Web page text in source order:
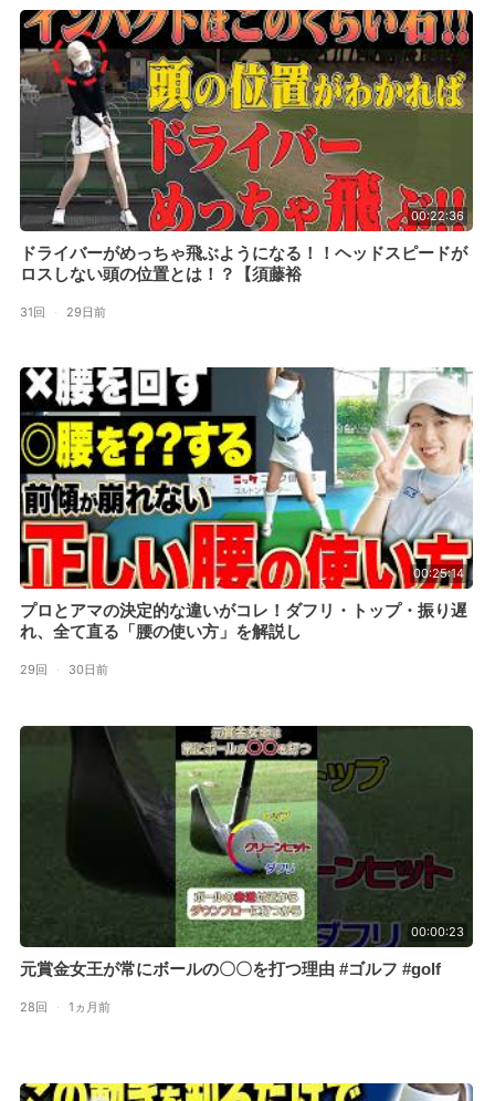
00:22:36
ドライバーがめっちゃ飛ぶようになる！！ヘッドスピードが
ロスしない頭の位置とは！？【須藤裕
31回 · 29日前
00:25:14
プロとアマの決定的な違いがコレ！ダフリ・トップ・振り遅
れ、全て直る「腰の使い方」を解説し
29回 · 30日前
00:00:23
元賞金女王が常にボールの〇〇を打つ理由 #ゴルフ #golf
28回 · 1ヵ月前